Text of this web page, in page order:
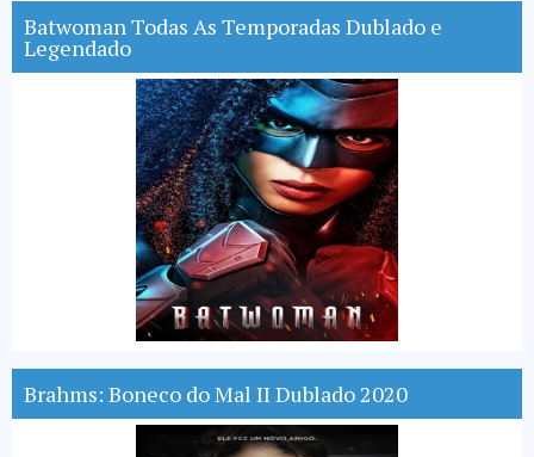
Batwoman Todas As Temporadas Dublado e
Legendado
Brahms: Boneco do Mal II Dublado 2020